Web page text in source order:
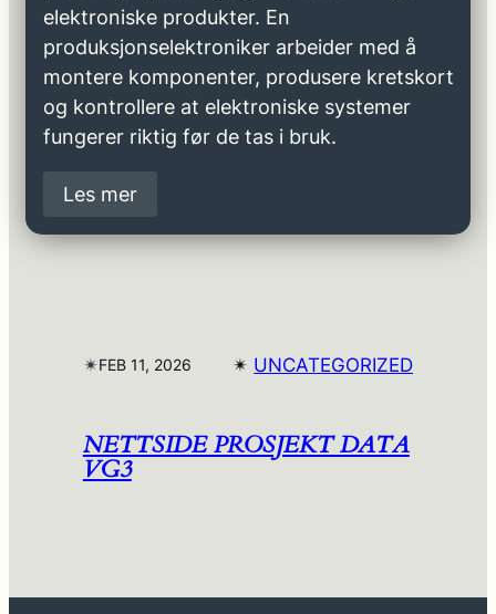
elektroniske produkter. En
produksjonselektroniker arbeider med å
montere komponenter, produsere kretskort
og kontrollere at elektroniske systemer
fungerer riktig før de tas i bruk.
Les mer
✴︎FEB 11, 2026 ✴︎ UNCATEGORIZED
NETTSIDE PROSJEKT DATA
VG3